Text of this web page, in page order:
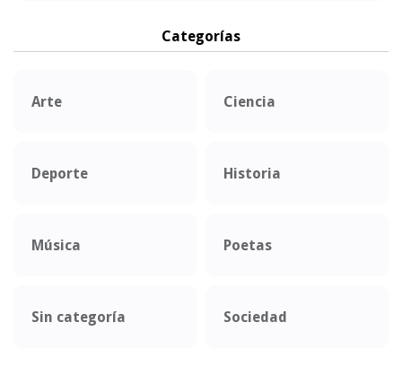
Categorías
Arte Ciencia
Deporte Historia
Música Poetas
Sin categoría Sociedad